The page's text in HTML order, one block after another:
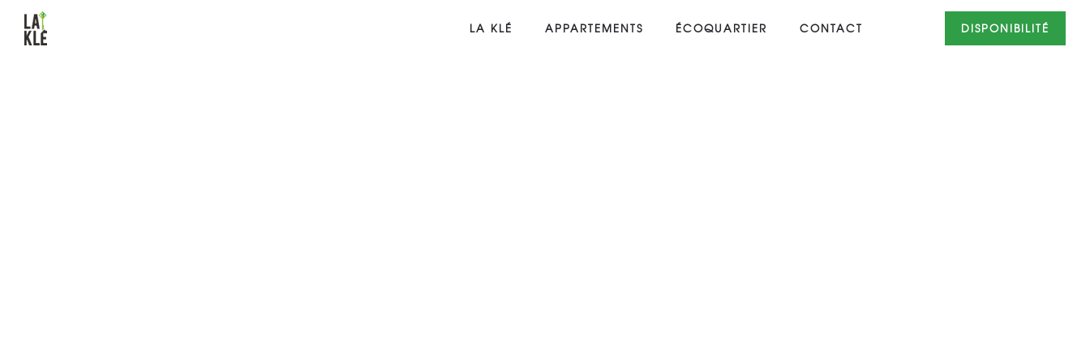
LA KLÉ APPARTEMENTS ÉCOQUARTIER CONTACT DISPONIBILITÉ